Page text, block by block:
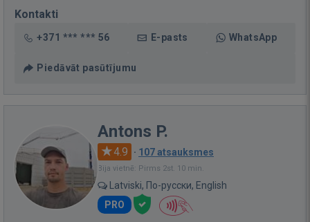
Kontakti
+371 *** *** 56 E-pasts WhatsApp
Piedāvāt pasūtījumu
Antons P.
4.9 · 107 atsauksmes
Bija vietnē: Pirms 2st. 10 min.
Latviski, По-русски, English
PRO